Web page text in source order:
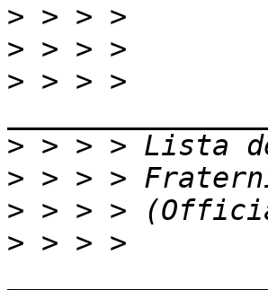
>
>
> > > >
>
>
>
> > > >